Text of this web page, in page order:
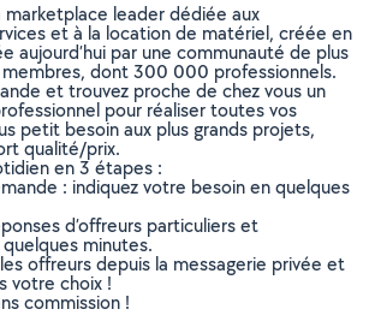
marketplace leader dédiée aux
et à la location de matériel, créée en
aujourd’hui par une communauté de plus
dont 300 000 professionnels.
et trouvez proche de chez vous un
pour réaliser toutes vos
petit besoin aux plus grands projets,
qualité/prix.
en 3 étapes :
: indiquez votre besoin en quelques
d’offreurs particuliers et
minutes.
offreurs depuis la messagerie privée et
votre choix !
commission !